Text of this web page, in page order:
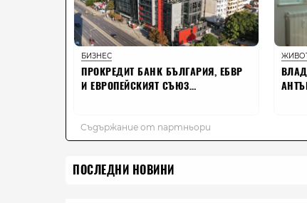
ПОСЛЕДНИ НОВИНИ